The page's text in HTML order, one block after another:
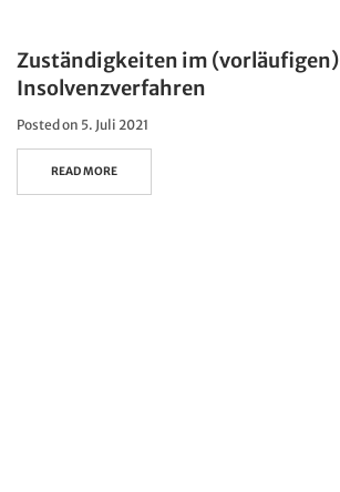
Zuständigkeiten im (vorläufigen)
Insolvenzverfahren
Posted on 5. Juli 2021
READ MORE